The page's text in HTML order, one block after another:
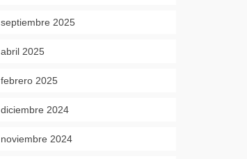
septiembre 2025
abril 2025
febrero 2025
diciembre 2024
noviembre 2024